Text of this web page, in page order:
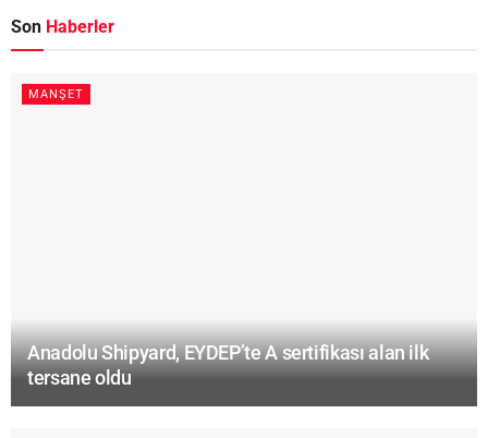
Son Haberler
MANŞET
Anadolu Shipyard, EYDEP’te A sertifikası alan ilk
tersane oldu